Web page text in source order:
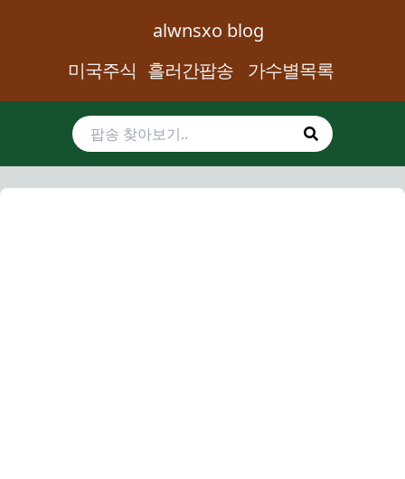
alwnsxo blog
미국주식 흘러간팝송 가수별목록